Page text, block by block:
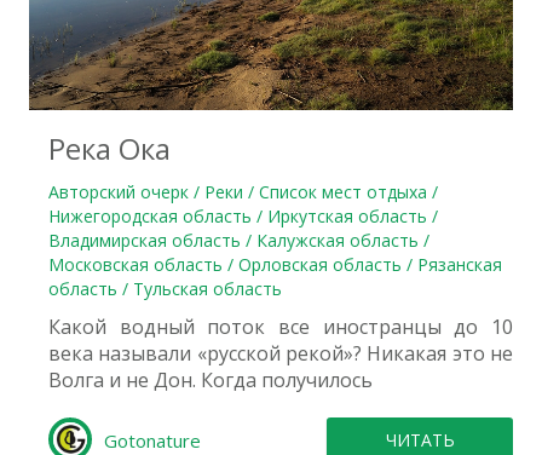
0
Река Ока
Авторский очерк / Реки / Список мест отдыха /
Нижегородская область / Иркутская область /
Владимирская область / Калужская область /
Московская область / Орловская область / Рязанская
область / Тульская область
Какой водный поток все иностранцы до 10
века называли «русской рекой»? Никакая это не
Волга и не Дон. Когда получилось
Gotonature ЧИТАТЬ